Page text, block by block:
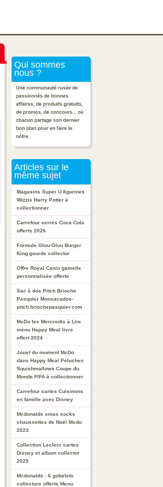
Qui sommes
nous ?
Articles sur le
même sujet
Magasins Super U figurines
Wizzis Harry Potter à
collectionner
Carrefour verres Coca Cola
offerts 2026
Formule Glou-Glou Burger
King gourde collector
Offre Royal Canin gamelle
personnalisée offerte
Sac à dos Pitch Brioche
Pasquier Monsacados-
pitch.briochepasquier.com
McDo les Mercredis à Lire
menu Happy Meal livre
offert 2024
Jouet du moment McDo
dans Happy Meal Peluches
Squishmallows Coupe du
Monde FIFA à collectionner
Carrefour cartes Cuisinons
en famille avec Disney
Mcdonalds xmas socks
chaussettes de Noël Mcdo
2023
Collection Leclerc cartes
Disney et album collector
2025
Mcdonalds : 6 gobelets
collectors offerts Menu